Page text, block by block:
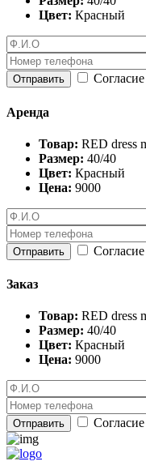
Цвет: Красный
Отправить
Аренда
Товар: RED dress
Размер: 40/40
Цвет: Красный
Цена: 9000
Отправить
Заказ
Товар: RED dress
Размер: 40/40
Цвет: Красный
Цена: 9000
Отправить